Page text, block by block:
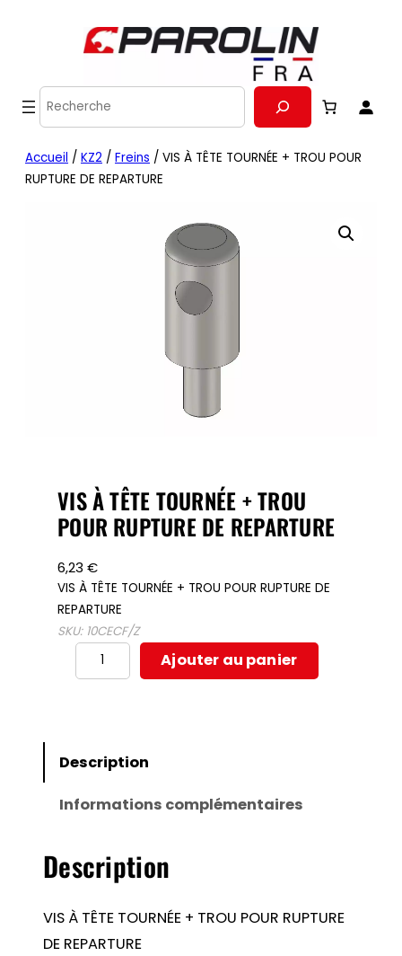
Recherche
Accueil / KZ2 / Freins / VIS À TÊTE TOURNÉE + TROU POUR
RUPTURE DE REPARTURE
VIS À TÊTE TOURNÉE + TROU
POUR RUPTURE DE REPARTURE
6,23€
VIS À TÊTE TOURNÉE + TROU POUR RUPTURE DE
REPARTURE
SKU: 10CECF/Z
quantité
de
TÊTE
+
POUR
RUPTURE
DE
REPARTURE
Ajouter au panier
Description
Informations complémentaires
Description
VIS À TÊTE TOURNÉE + TROU POUR RUPTURE
DE REPARTURE